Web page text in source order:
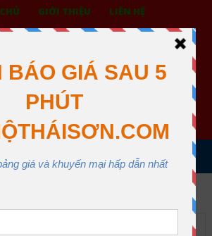
GIỚI THIỆU LIÊN HỆ
LAO ĐỘNG THÁI SƠN
MAY THÁI SƠN QUẬN 12
Search